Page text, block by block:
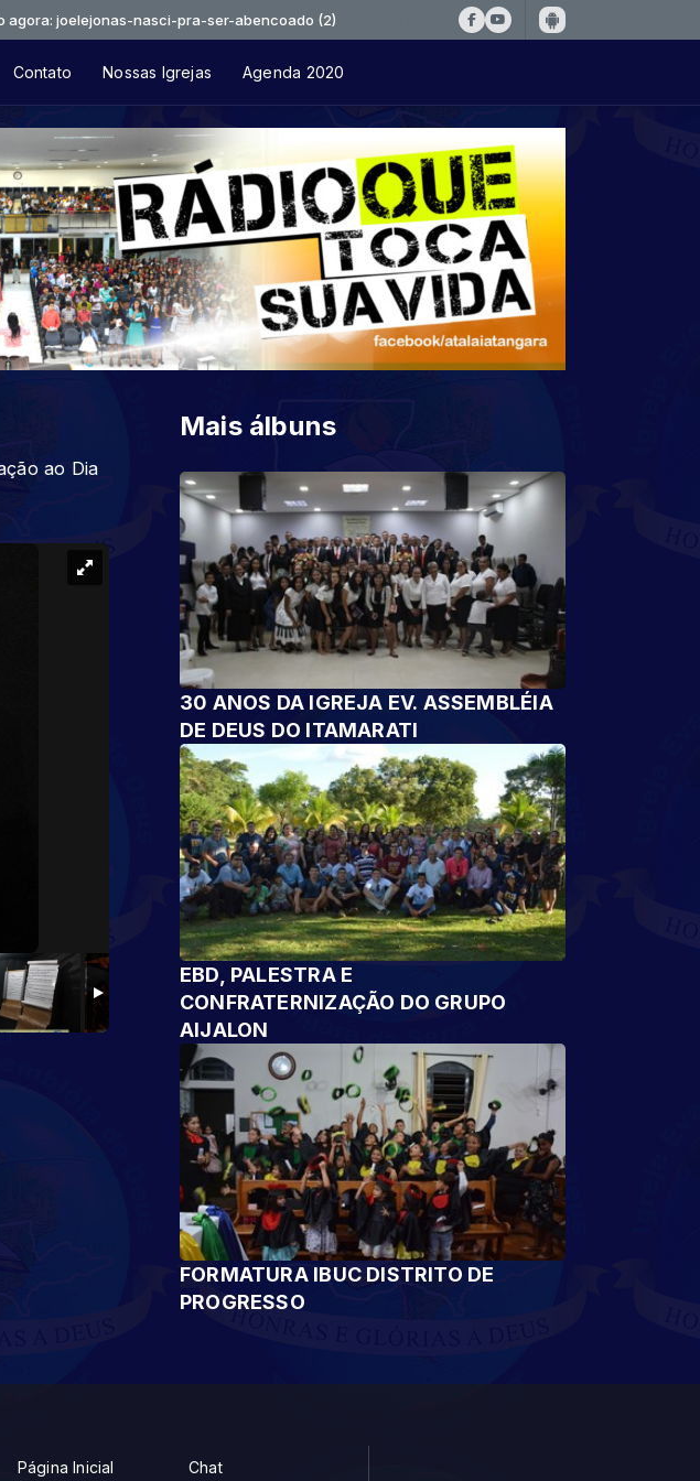
nasci-pra-ser-abencoado (2)
Contato Nossas Igrejas Agenda 2020
ao Dia
Mais álbuns
30 ANOS DA IGREJA EV. ASSEMBLÉIA
DE DEUS DO ITAMARATI
EBD, PALESTRA E
CONFRATERNIZAÇÃO DO GRUPO
AIJALON
FORMATURA IBUC DISTRITO DE
PROGRESSO
Página Inicial Chat